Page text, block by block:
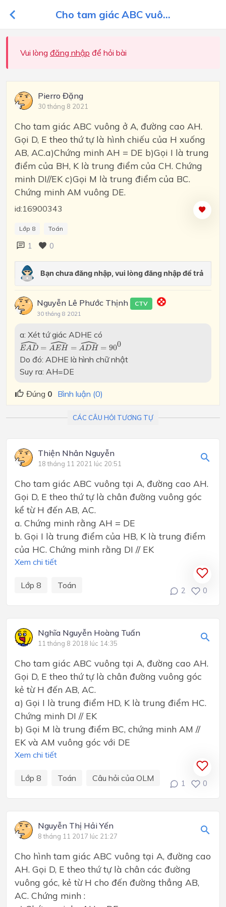
Cho tam giác ABC vuô...
Vui lòng đăng nhập để hỏi bài
Pierro Đặng
30 tháng 8 2021
Cho tam giác ABC vuông ở A, đường cao AH.
Gọi D, E theo thứ tự là hình chiếu của H xuống
AB, AC.a)Chứng minh AH = DE b)Gọi I là trung
điểm của BH, K là trung điểm của CH. Chứng
minh DI//EK c)Gọi M là trung điểm của BC.
Chứng minh AM vuông DE.
id:16900343
Lớp 8 Toán
1 0
Nguyễn Lê Phước Thịnh CTV
30 tháng 8 2021
a: Xét tứ giác ADHE có
ˆ
EAD = ˆ
AEH = ˆ
ADH = 900
EAD^ =AEH^=ADH^=
0
Do đó: ADHE là hình chữ nhật
Suy ra: AH=DE
Đúng 0 Bình luận (0)
CÁC CÂU HỎI TƯƠNG TỰ
Thiện Nhân Nguyễn
18 tháng 11 2021 lúc 20:51
Cho tam giác ABC vuông tại A, đường cao AH.
Gọi D, E theo thứ tự là chân đường vuông góc
kể từ H đến AB, AC.
a. Chứng minh rằng AH = DE
b. Gọi I là trung điểm của HB, K là trung điểm
của HC. Chứng minh rằng DI // EK
Xem chi tiết
Lớp 8 Toán
2 0
Nghĩa Nguyễn Hoàng Tuấn
11 tháng 8 2018 lúc 14:35
Cho tam giác ABC vuông tại A, đường cao AH.
Gọi D, E theo thứ tự là chân đường vuông góc
kẻ từ H đến AB, AC.
a) Gọi I là trung điểm HD, K là trung điểm HC.
Chứng minh DI // EK
b) Gọi M là trung điểm BC, chứng minh AM //
EK và AM vuông góc với DE
Xem chi tiết
Lớp 8 Toán Câu hỏi của OLM
1 0
Nguyễn Thị Hải Yến
8 tháng 11 2017 lúc 21:27
Cho hình tam giác ABC vuông tại A, đường cao
AH. Gọi D, E theo thứ tự là chân các đường
vuông góc, kẻ từ H cho đến đường thẳng AB,
AC. Chứng minh :